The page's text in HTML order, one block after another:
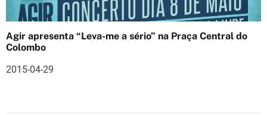
Agir apresenta “Leva-me a sério” na Praça Central do
Colombo
2015-04-29